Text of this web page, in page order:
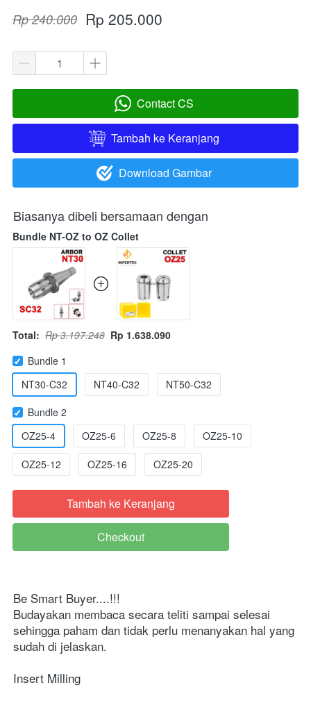
Rp 240.000 Rp 205.000
` Contact CS
` Tambah ke Keranjang
` Download Gambar
Biasanya dibeli bersamaan dengan
Bundle NT-OZ to OZ Collet
Total: Rp 3.197.248 Rp 1.638.090
Bundle 1
NT30-C32
NT40-C32
NT50-C32
Bundle 2
OZ25-4
OZ25-6 OZ25-8 OZ25-10
OZ25-12 OZ25-16 OZ25-20
`
Tambah ke Keranjang
`
Checkout
Be Smart Buyer....!!!
Budayakan membaca secara teliti sampai selesai
sehingga paham dan tidak perlu menanyakan hal yang
sudah di jelaskan.
Insert Milling